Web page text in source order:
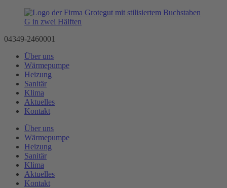
04349-2460001
Über uns
Wärmepumpe
Heizung
Sanitär
Klima
Aktuelles
Kontakt
Über uns
Wärmepumpe
Heizung
Sanitär
Klima
Aktuelles
Kontakt